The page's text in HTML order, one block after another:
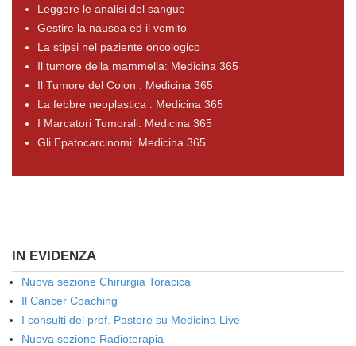
Leggere le analisi del sangue
Gestire la nausea ed il vomito
La stipsi nel paziente oncologico
Il tumore della mammella: Medicina 365
Il Tumore del Colon : Medicina 365
La febbre neoplastica : Medicina 365
I Marcatori Tumorali: Medicina 365
Gli Epatocarcinomi: Medicina 365
IN EVIDENZA
Nuova sezione Chirurgia Toracica
Il Cancer Coaching
I consulti del prof. Pastore su Medicina Live
Nuova sezione Radioterapia